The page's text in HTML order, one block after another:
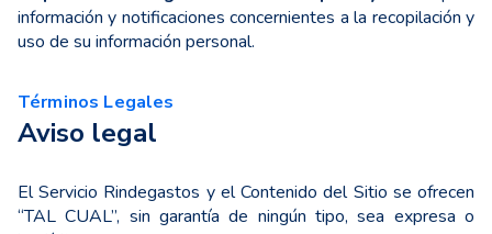
información y notificaciones concernientes a la recopilación y
uso de su información personal.
Términos Legales
Aviso legal
El Servicio Rindegastos y el Contenido del Sitio se ofrecen
“TAL CUAL”, sin garantía de ningún tipo, sea expresa o